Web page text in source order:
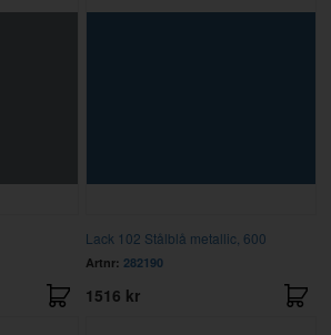
Lack 102 Stålblå metallic, 600
Artnr: 282190
1516 kr